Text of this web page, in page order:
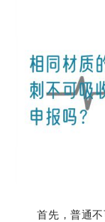
首先，普通